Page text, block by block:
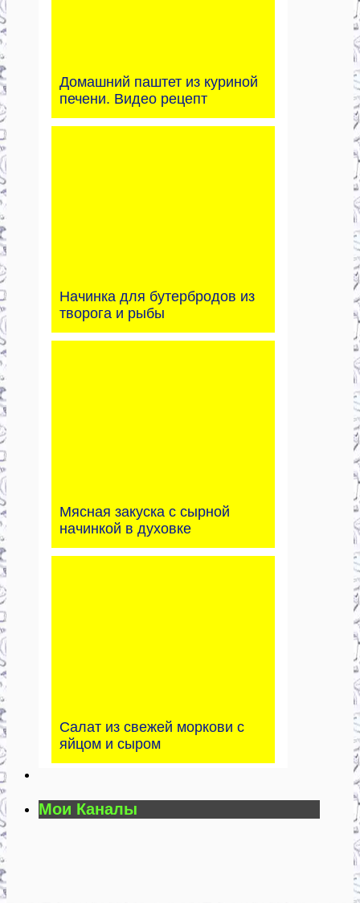
Домашний паштет из куриной
печени. Видео рецепт
Начинка для бутербродов из
творога и рыбы
Мясная закуска с сырной
начинкой в духовке
Салат из свежей моркови с
яйцом и сыром
Мои Каналы